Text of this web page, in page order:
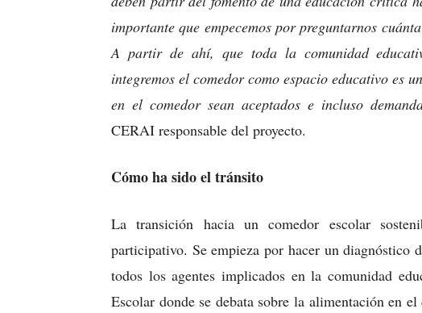
importante que empecemos por preguntarnos
A partir de ahí, que toda la comunidad
integremos el comedor como espacio educativo es
en el comedor sean aceptados e incluso
CERAI responsable del proyecto.
Cómo ha sido el tránsito
La transición hacia un comedor escolar
participativo. Se empieza por hacer un diagnóstico
todos los agentes implicados en la comunidad
Escolar donde se debata sobre la alimentación en